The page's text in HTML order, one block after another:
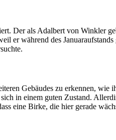
Der als Adalbert von Winkler
er während des
Gebäudes zu erkennen,
in einem guten Zustand.
eine Birke, die hier gerade